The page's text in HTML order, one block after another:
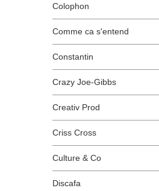
Colophon
Comme ca s'entend
Constantin
Crazy Joe-Gibbs
Creativ Prod
Criss Cross
Culture & Co
Discafa